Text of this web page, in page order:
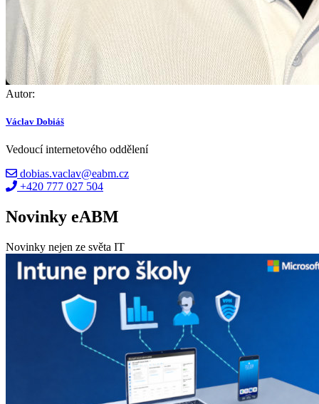
Autor:
Václav Dobiáš
Vedoucí internetového oddělení
dobias.vaclav@eabm.cz
+420 777 027 504
Novinky eABM
Novinky nejen ze světa IT